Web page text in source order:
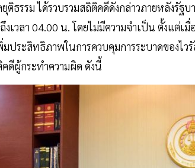
ติธรรม ได้รวบรวมสถิติคดีดังกล่าวภายหลังรั
งเวลา 04.00 น. โดยไม่มีความจำเป็น ตั้งแ
ประสิทธิภาพในการควบคุมการระบาดของไ
ดีผู้กระทำความผิด ดังนี้